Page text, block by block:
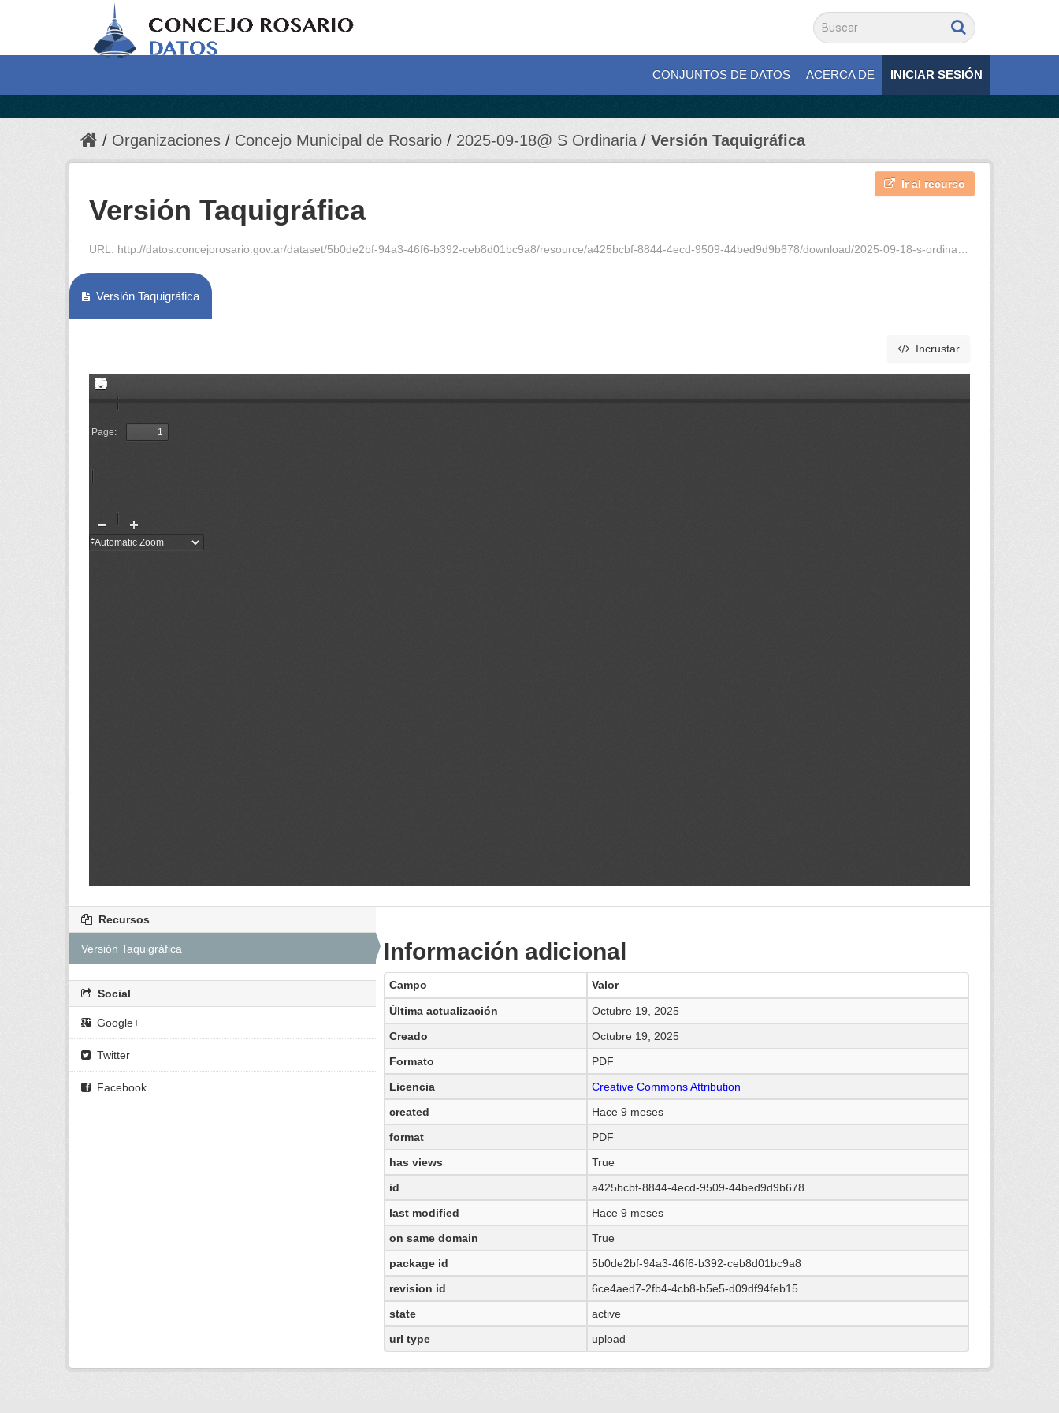
CONJUNTOS DE DATOS ACERCA DE INICIAR SESIÓN
Organizaciones Concejo Municipal de Rosario 2025-09-18@ S Ordinaria Versión Taquigráfica
Ir al recurso
Versión Taquigráfica
URL: http://datos.concejorosario.gov.ar/dataset/5b0de2bf-94a3-46f6-b392-ceb8d01bc9a8/resource/a425bcbf-8844-4ecd-9509-44bed9d9b678/download/2025-09-18-s-ordinaria-4-vt.pdf
Versión Taquigráfica
Incrustar
Información adicional
Campo Valor
Última actualización
Octubre 19, 2025
Creado
Octubre 19, 2025
Formato
PDF
Licencia
Creative Commons Attribution
created
Hace 9 meses
format
PDF
has views
True
id
a425bcbf-8844-4ecd-9509-44bed9d9b678
last modified
Hace 9 meses
on same domain
True
package id
5b0de2bf-94a3-46f6-b392-ceb8d01bc9a8
revision id
6ce4aed7-2fb4-4cb8-b5e5-d09df94feb15
state
active
url type
upload
Recursos
Versión Taquigráfica
Social
Google+
Twitter
Facebook